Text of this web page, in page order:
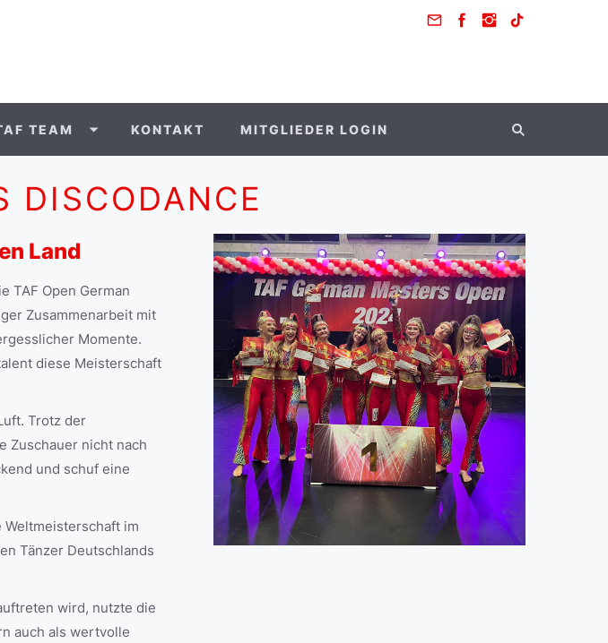
TEAM KONTAKT MITGLIEDER LOGIN
DISCODANCE
Land
TAF Open German
Zusammenarbeit mit
Momente.
diese Meisterschaft
Trotz der
Zuschauer nicht nach
und schuf eine
im
Tänzer Deutschlands
wird, nutzte die
auch als wertvolle